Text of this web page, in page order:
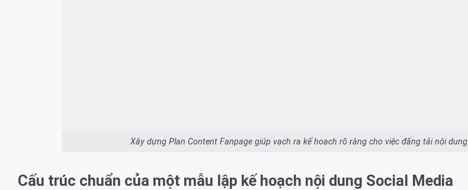
Xây dựng Plan Content Fanpage giúp vạch ra kế hoạch rõ ràng cho việc đăng tải nội dung
Cấu trúc chuẩn của một mẫu lập kế hoạch nội dung Social Media